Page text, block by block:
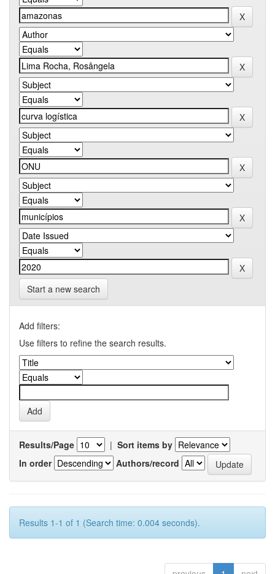
Start a new search
Add filters:
Use filters to refine the search results.
Results/Page | Sort items by
In order
Authors/record
Results 1-1 of 1 (Search time: 0.004 seconds).